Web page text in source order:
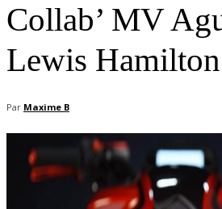
Collab’ MV
Lewis Hamilton
Par Maxime B